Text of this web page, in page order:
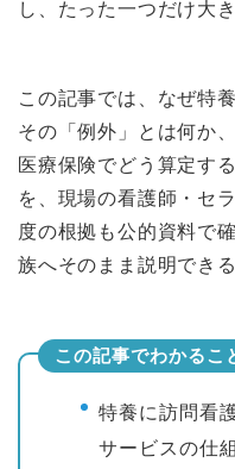
し、たった一つだけ大
この記事では、なぜ特
その「例外」とは何か
医療保険でどう算定す
を、現場の看護師・セ
度の根拠も公的資料で
族へそのまま説明でき
この記事でわかるこ
特養に訪問看
サービスの仕組